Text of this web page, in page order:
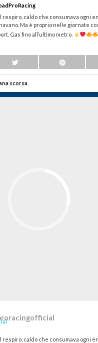
respiro, caldo che consumava ogni
Ma è proprio nelle giornate
Gas fino all’ultimo metro.
scorsa
respiro, caldo che consumava ogni